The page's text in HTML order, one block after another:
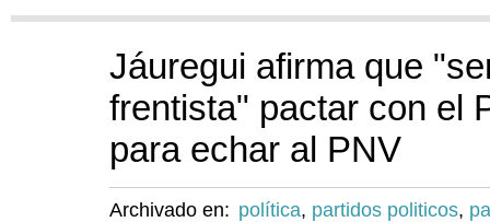
Jáuregui afirma que
frentista" pactar con el
para echar al PNV
Archivado en: política, partidos politicos,